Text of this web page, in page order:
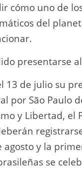
cómo uno de
del
presentarse
13 de julio su
por São Paulo
y Libertad, el
agosto y la
se